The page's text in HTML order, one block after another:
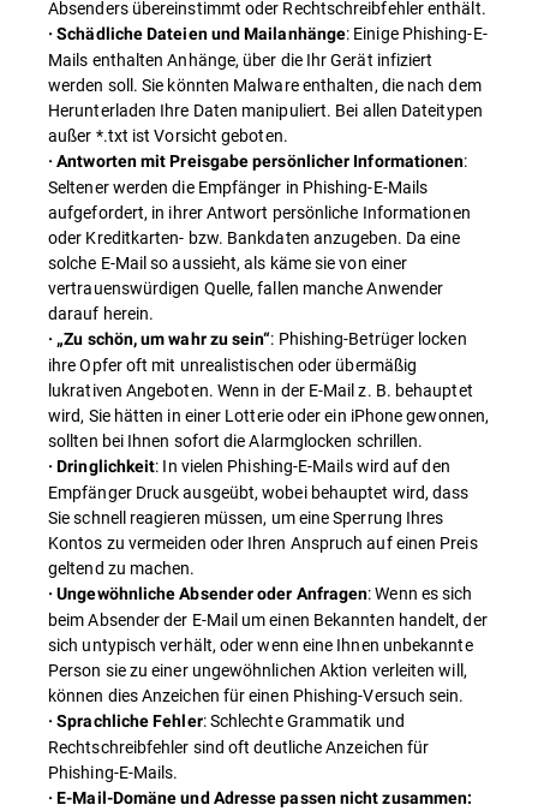
Absenders übereinstimmt oder Rechtschreibfehler enthält.
· Schädliche Dateien und Mailanhänge: Einige Phishing-E-
Mails enthalten Anhänge, über die Ihr Gerät infiziert
werden soll. Sie könnten Malware enthalten, die nach dem
Herunterladen Ihre Daten manipuliert. Bei allen Dateitypen
außer *.txt ist Vorsicht geboten.
· Antworten mit Preisgabe persönlicher Informationen:
Seltener werden die Empfänger in Phishing-E-Mails
aufgefordert, in ihrer Antwort persönliche Informationen
oder Kreditkarten- bzw. Bankdaten anzugeben. Da eine
solche E-Mail so aussieht, als käme sie von einer
vertrauenswürdigen Quelle, fallen manche Anwender
darauf herein.
· „Zu schön, um wahr zu sein“: Phishing-Betrüger locken
ihre Opfer oft mit unrealistischen oder übermäßig
lukrativen Angeboten. Wenn in der E-Mail z. B. behauptet
wird, Sie hätten in einer Lotterie oder ein iPhone gewonnen,
sollten bei Ihnen sofort die Alarmglocken schrillen.
· Dringlichkeit: In vielen Phishing-E-Mails wird auf den
Empfänger Druck ausgeübt, wobei behauptet wird, dass
Sie schnell reagieren müssen, um eine Sperrung Ihres
Kontos zu vermeiden oder Ihren Anspruch auf einen Preis
geltend zu machen.
· Ungewöhnliche Absender oder Anfragen: Wenn es sich
beim Absender der E-Mail um einen Bekannten handelt, der
sich untypisch verhält, oder wenn eine Ihnen unbekannte
Person sie zu einer ungewöhnlichen Aktion verleiten will,
können dies Anzeichen für einen Phishing-Versuch sein.
· Sprachliche Fehler: Schlechte Grammatik und
Rechtschreibfehler sind oft deutliche Anzeichen für
Phishing-E-Mails.
· E-Mail-Domäne und Adresse passen nicht zusammen: